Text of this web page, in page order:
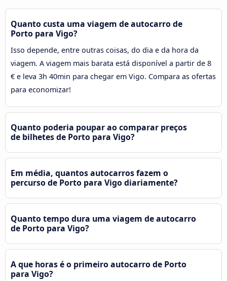
Quanto custa uma viagem de autocarro de
Porto para Vigo?
Isso depende, entre outras coisas, do dia e da hora da
viagem. A viagem mais barata está disponível a partir de 8
€ e leva 3h 40min para chegar em Vigo. Compara as ofertas
para economizar!
Quanto poderia poupar ao comparar preços
de bilhetes de Porto para Vigo?
Em média, quantos autocarros fazem o
percurso de Porto para Vigo diariamente?
Quanto tempo dura uma viagem de autocarro
de Porto para Vigo?
A que horas é o primeiro autocarro de Porto
para Vigo?